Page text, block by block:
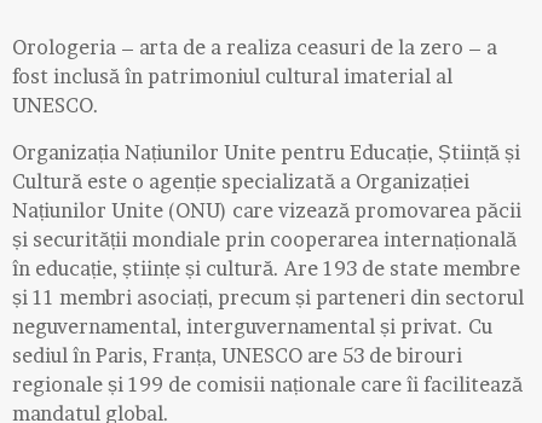
Orologeria – arta de a realiza ceasuri de la zero – a
fost inclusă în patrimoniul cultural imaterial al
UNESCO.
Organizația Națiunilor Unite pentru Educație, Știință și
Cultură este o agenție specializată a Organizației
Națiunilor Unite (ONU) care vizează promovarea păcii
și securității mondiale prin cooperarea internațională
în educație, științe și cultură. Are 193 de state membre
și 11 membri asociați, precum și parteneri din sectorul
neguvernamental, interguvernamental și privat. Cu
sediul în Paris, Franța, UNESCO are 53 de birouri
regionale și 199 de comisii naționale care îi facilitează
mandatul global.